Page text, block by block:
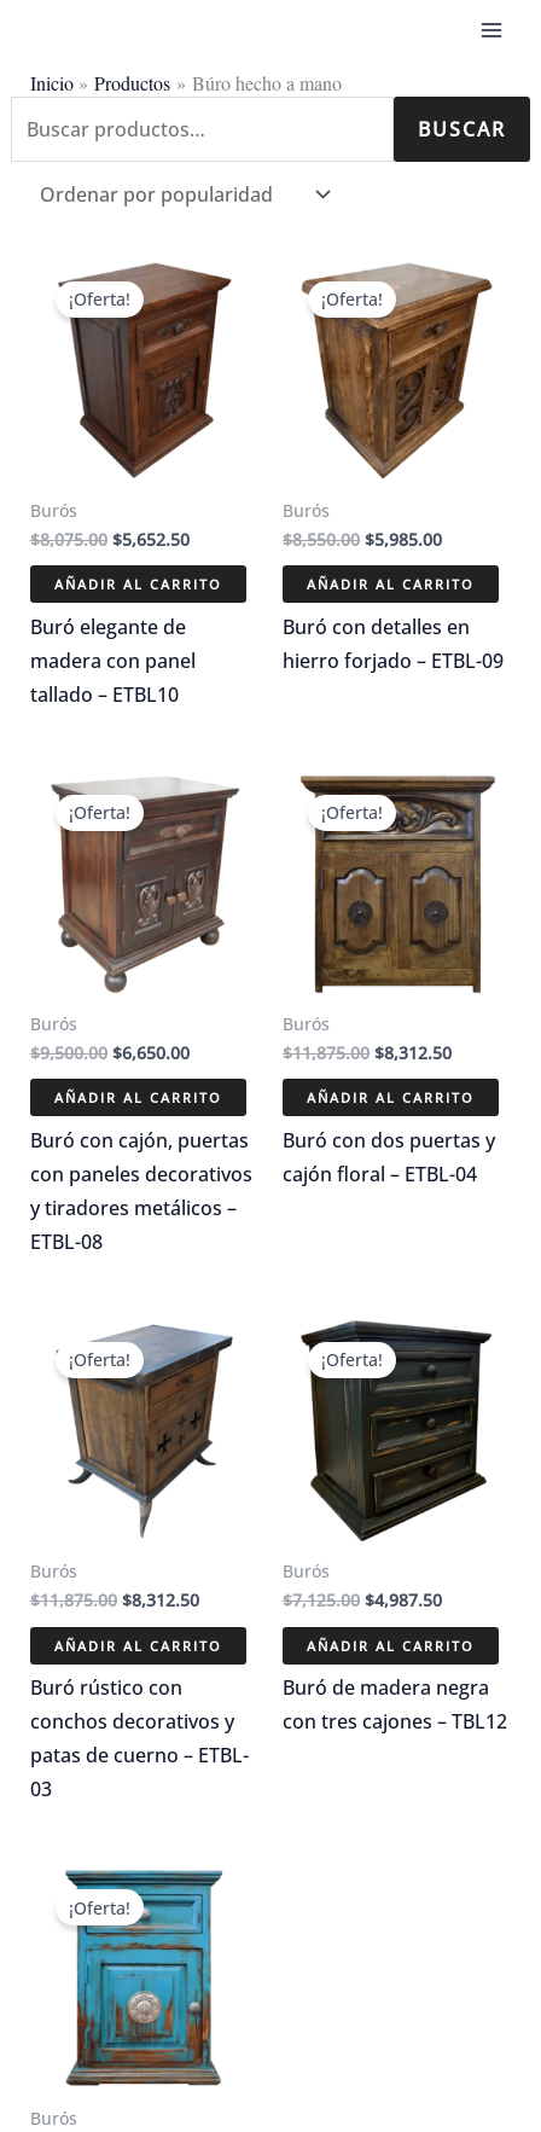
contenido
BUSCAR
Inicio Productos Búro hecho a mano
Mostrando los 7 resultados
por
¡Oferta!
Burós
$8,075.00 El
original
era:
$8,075.00.
$5,652.50El
actual
es:
AÑADIR AL CARRITO
Buró elegante de
madera con panel
tallado – ETBL10
¡Oferta!
Burós
$8,550.00 El
original
era:
$8,550.00.
$5,985.00El
actual
es:
$5,985.00.
AÑADIR AL CARRITO
Buró con detalles en
hierro forjado – ETBL-09
¡Oferta!
Burós
$9,500.00 El
original
era:
$9,500.00.
$6,650.00El
actual
es:
$6,650.00.
AÑADIR AL CARRITO
Buró con cajón, puertas
con paneles decorativos
y tiradores metálicos –
ETBL-08
¡Oferta!
Burós
$11,875.00 El
original
era:
$11,875.00.
$8,312.50El
actual
es:
$8,312.50.
AÑADIR AL CARRITO
Buró con dos puertas y
cajón floral – ETBL-04
¡Oferta!
Burós
$11,875.00 El
original
era:
$11,875.00.
$8,312.50El
actual
es:
AÑADIR AL CARRITO
Buró rústico con
conchos decorativos y
patas de cuerno – ETBL-
03
¡Oferta!
Burós
$7,125.00 El
original
era:
$7,125.00.
$4,987.50El
actual
es:
$4,987.50.
AÑADIR AL CARRITO
Buró de madera negra
con tres cajones – TBL12
¡Oferta!
Burós